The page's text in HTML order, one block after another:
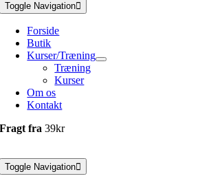
Toggle Navigation
Forside
Butik
Kurser/Træning
Træning
Kurser
Om os
Kontakt
Fragt fra39kr
Toggle Navigation